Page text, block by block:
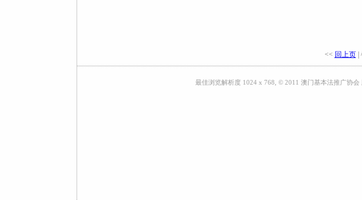
<< 回上页|
最佳浏览解析度 1024 x 768, © 2011 澳门基本法推广协会